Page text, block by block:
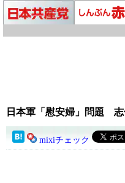
日本軍「慰安婦」問題
mixiチェック